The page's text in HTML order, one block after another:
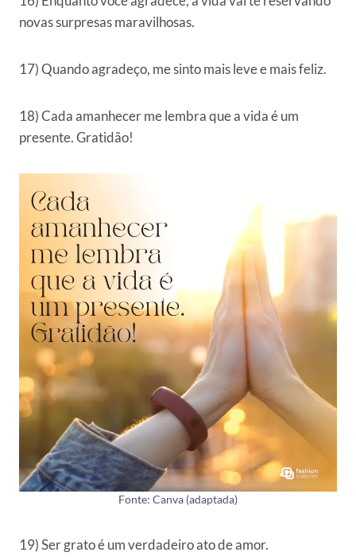
novas surpresas maravilhosas.
17) Quando agradeço, me sinto mais leve e mais feliz.
18) Cada amanhecer me lembra que a vida é um
presente. Gratidão!
Fonte: Canva (adaptada)
19) Ser grato é um verdadeiro ato de amor.